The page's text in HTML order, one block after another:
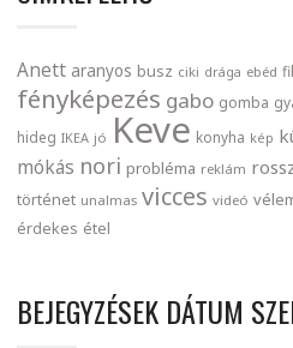
Anett aranyos busz ciki drága ebéd
fényképezés gabo gomba
hideg IKEA jó Keve konyha kép
mókás nori probléma reklám
történet unalmas vicces videó
érdekes étel
BEJEGYZÉSEK DÁTUM